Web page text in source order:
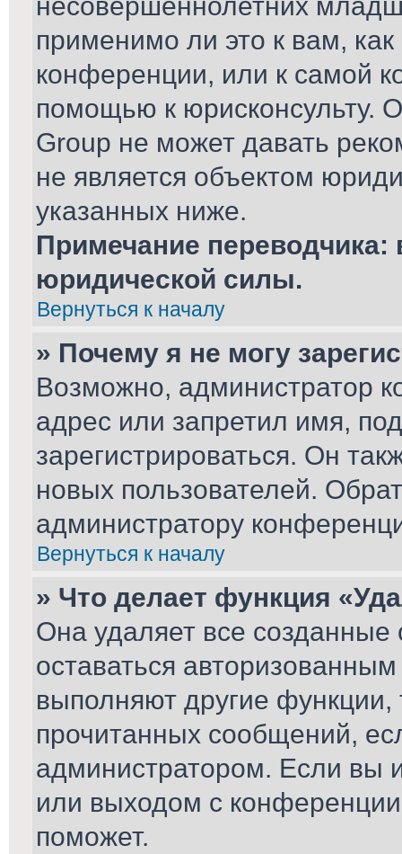
применимо ли это к вам,
конференции, или к самой
помощью к юрисконсульту.
Group не может давать
не является объектом
указанных ниже.
Примечание переводчика:
юридической силы.
Вернуться к началу
» Почему я не могу
Возможно, администратор
адрес или запретил имя,
зарегистрироваться. Он
новых пользователей.
администратору
Вернуться к началу
» Что делает функция
Она удаляет все
оставаться
выполняют другие функции,
прочитанных сообщений,
администратором. Если вы
или выходом с
поможет.